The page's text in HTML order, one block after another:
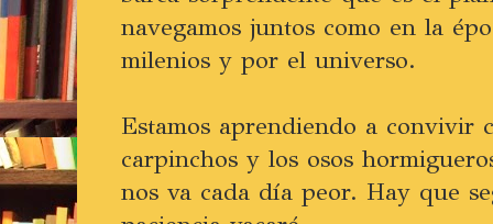
navegamos juntos como en la
milenios y por el universo.
Estamos aprendiendo a convivir
carpinchos y los osos
nos va cada día peor. Hay que